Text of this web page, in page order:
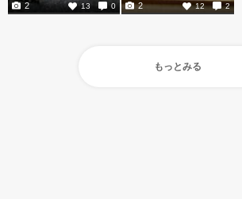
13 0
2 12 2
2
もっとみる